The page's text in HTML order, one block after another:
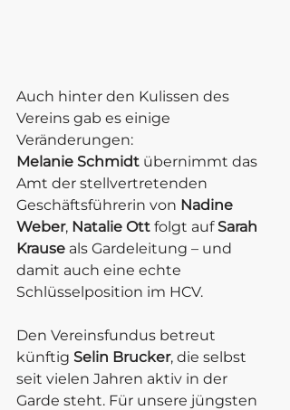
Auch hinter den Kulissen des
Vereins gab es einige
Veränderungen:
Melanie Schmidt übernimmt das
Amt der stellvertretenden
Geschäftsführerin von Nadine
Weber, Natalie Ott folgt auf Sarah
Krause als Gardeleitung – und
damit auch eine echte
Schlüsselposition im HCV.
Den Vereinsfundus betreut
künftig Selin Brucker, die selbst
seit vielen Jahren aktiv in der
Garde steht. Für unsere jüngsten